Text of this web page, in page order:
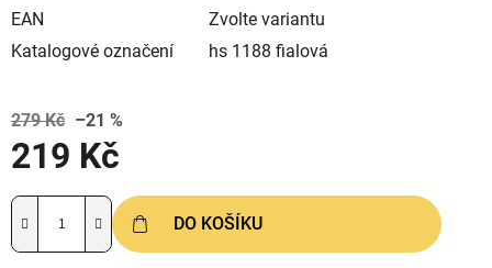
EAN
Zvolte variantu
Katalogové označení
hs 1188 fialová
279 Kč –21 %
219 Kč
DO KOŠÍKU